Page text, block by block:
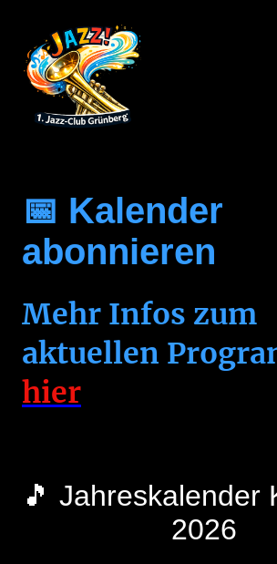
📅 Kalender
abonnieren
Mehr Infos zum
aktuellen
hier
🎵 Jahreskalender
2026